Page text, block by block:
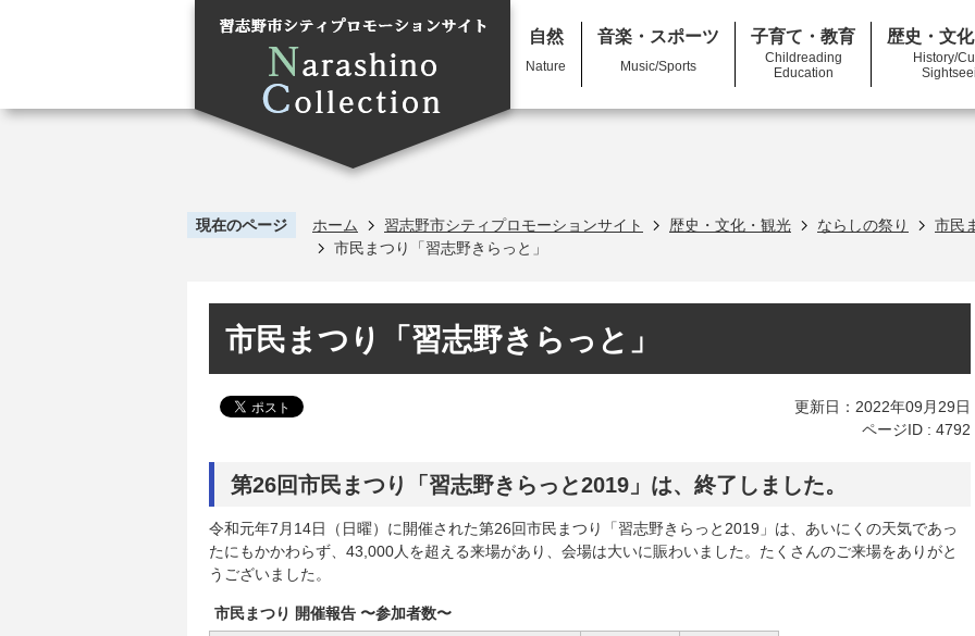
自然
Nature
音楽 ・スポーツ
Music/Sports
子育て ・教育
Childreading
Education
歴史・文化
History/
現在のページ ホーム 習志野市シティプロモーションサイト 歴史・文化・観光 ならしの祭り
市民
市民まつり「習志野きらっと」
市民まつり「習志野きらっと」
更新日：2022年09月29日
ページID : 4792
第26回市民まつり「習志野きらっと2019」は、終了しました。
令和元年7月14日（日曜）に開催された第26回市民まつり「習志野きらっと2019」は、あいにくの天気であっ
たにもかかわらず、43,000人を超える来場があり、会場は大いに賑わいました。たくさんのご来場をありがと
うございました。
市民まつり 開催報告 〜参加者数〜